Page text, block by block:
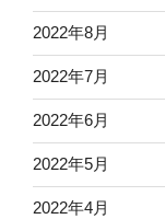
2022年8月
2022年7月
2022年6月
2022年5月
2022年4月